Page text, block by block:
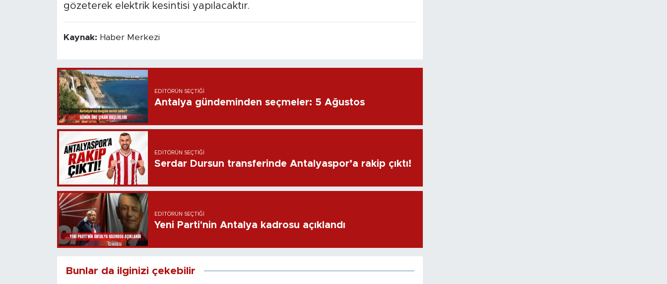
gözeterek elektrik kesintisi yapılacaktır.
Kaynak: Haber Merkezi
EDITÖRÜN SEÇTIĞI
Antalya gündeminden seçmeler: 5 Ağustos
EDITÖRÜN SEÇTIĞI
Serdar Dursun transferinde Antalyaspor’a rakip çıktı!
EDITÖRÜN SEÇTIĞI
Yeni Parti'nin Antalya kadrosu açıklandı
Bunlar da ilginizi çekebilir